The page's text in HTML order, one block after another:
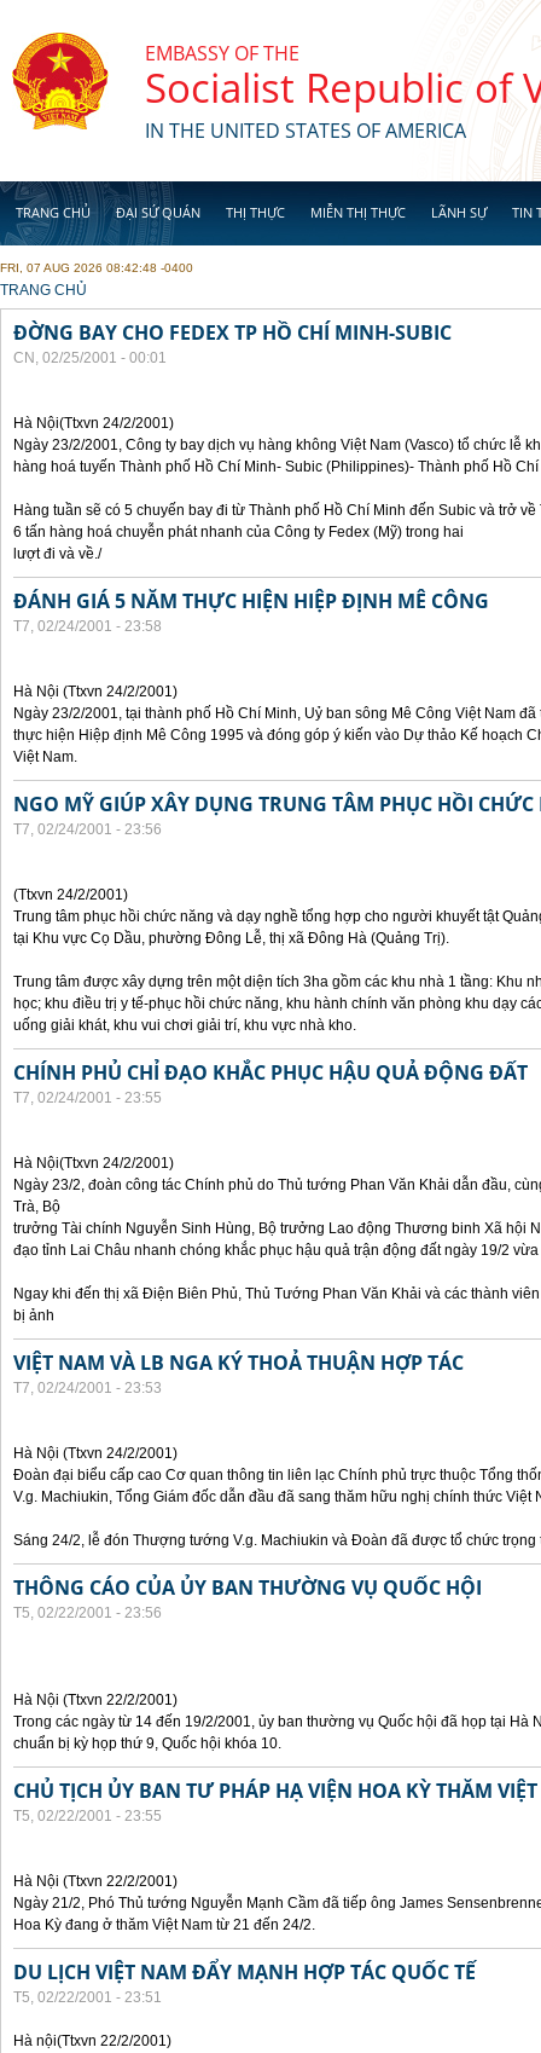
EMBASSY OF THE
Socialist Republic of
IN THE UNITED STATES OF AMERICA
TRANG CHỦ ĐẠI SỨ QUÁN THỊ THỰC MIỄN THỊ THỰC LÃNH SỰ TIN
FRI, 07 AUG 2026 08:42:48 -0400
YOU ARE HERE
TRANG CHỦ
ĐỜNG BAY CHO FEDEX TP HỒ CHÍ MINH-SUBIC
CN, 02/25/2001 - 00:01
Hà Nội(Ttxvn 24/2/2001)
Ngày 23/2/2001, Công ty bay dịch vụ hàng không Việt Nam (Vasco) tổ chức lễ
hàng hoá tuyến Thành phố Hồ Chí Minh- Subic (Philippines)- Thành phố Hồ
Hàng tuần sẽ có 5 chuyến bay đi từ Thành phố Hồ Chí Minh đến Subic và trở
6 tấn hàng hoá chuyễn phát nhanh của Công ty Fedex (Mỹ) trong hai
lượt đi và về./
ĐÁNH GIÁ 5 NĂM THỰC HIỆN HIỆP ĐỊNH MÊ CÔNG
T7, 02/24/2001 - 23:58
Hà Nội (Ttxvn 24/2/2001)
Ngày 23/2/2001, tại thành phố Hồ Chí Minh, Uỷ ban sông Mê Công Việt Nam
thực hiện Hiệp định Mê Công 1995 và đóng góp ý kiến vào Dự thảo Kế hoạch
Việt Nam.
NGO MỸ GIÚP XÂY DỤNG TRUNG TÂM PHỤC HỒI
T7, 02/24/2001 - 23:56
(Ttxvn 24/2/2001)
Trung tâm phục hồi chức năng và dạy nghề tổng hợp cho người khuyết tật
tại Khu vực Cọ Dầu, phường Đông Lễ, thị xã Đông Hà (Quảng Trị).
Trung tâm được xây dựng trên một diện tích 3ha gồm các khu nhà 1 tầng: Khu
học; khu điều trị y tế-phục hồi chức năng, khu hành chính văn phòng khu dạy
uống giải khát, khu vui chơi giải trí, khu vực nhà kho.
CHÍNH PHỦ CHỈ ĐẠO KHẮC PHỤC HẬU QUẢ ĐỘNG ĐẤT
T7, 02/24/2001 - 23:55
Hà Nội(Ttxvn 24/2/2001)
Ngày 23/2, đoàn công tác Chính phủ do Thủ tướng Phan Văn Khải dẫn đầu,
Trà, Bộ
trưởng Tài chính Nguyễn Sinh Hùng, Bộ trưởng Lao động Thương binh Xã hội
đạo tỉnh Lai Châu nhanh chóng khắc phục hậu quả trận động đất ngày 19/2
Ngay khi đến thị xã Điện Biên Phủ, Thủ Tướng Phan Văn Khải và các thành
bị ảnh
VIỆT NAM VÀ LB NGA KÝ THOẢ THUẬN HỢP TÁC
T7, 02/24/2001 - 23:53
Hà Nội (Ttxvn 24/2/2001)
Đoàn đại biểu cấp cao Cơ quan thông tin liên lạc Chính phủ trực thuộc Tổng
V.g. Machiukin, Tổng Giám đốc dẫn đầu đã sang thăm hữu nghị chính thức Việt
Sáng 24/2, lễ đón Thượng tướng V.g. Machiukin và Đoàn đã được tổ chức trọng
THÔNG CÁO CỦA ỦY BAN THƯỜNG VỤ QUỐC HỘI
T5, 02/22/2001 - 23:56
Hà Nội (Ttxvn 22/2/2001)
Trong các ngày từ 14 đến 19/2/2001, ủy ban thường vụ Quốc hội đã họp tại Hà
chuẩn bị kỳ họp thứ 9, Quốc hội khóa 10.
CHỦ TỊCH ỦY BAN TƯ PHÁP HẠ VIỆN HOA KỲ THĂM
T5, 02/22/2001 - 23:55
Hà Nội (Ttxvn 22/2/2001)
Ngày 21/2, Phó Thủ tướng Nguyễn Mạnh Cầm đã tiếp ông James
Hoa Kỳ đang ở thăm Việt Nam từ 21 đến 24/2.
DU LỊCH VIỆT NAM ĐẨY MẠNH HỢP TÁC QUỐC TẾ
T5, 02/22/2001 - 23:51
Hà nội(Ttxvn 22/2/2001)